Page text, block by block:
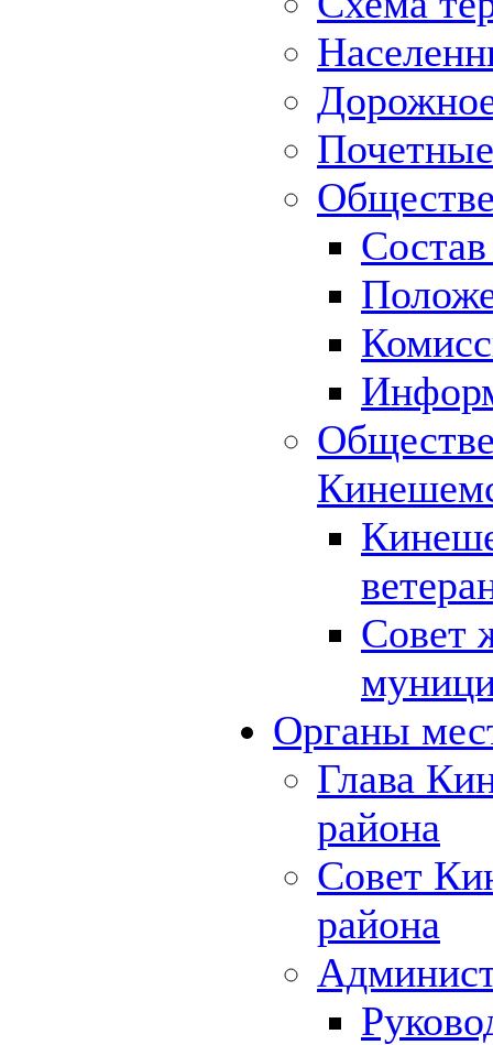
Совет
Органы
Глава
района
Совет
района